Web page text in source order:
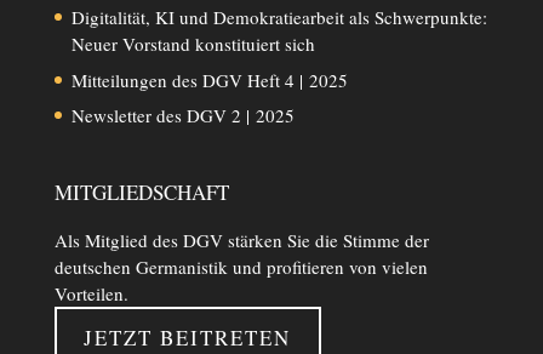
Digitalität, KI und Demokratiearbeit als Schwerpunkte:
Neuer Vorstand konstituiert sich
Mitteilungen des DGV Heft 4 | 2025
Newsletter des DGV 2 | 2025
MITGLIEDSCHAFT
Als Mitglied des DGV stärken Sie die Stimme der
deutschen Germanistik und profitieren von vielen
Vorteilen.
JETZT BEITRETEN